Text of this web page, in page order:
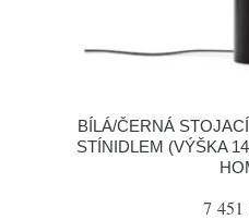
BÍLÁ/ČERNÁ
STÍNIDLEM (VÝŠKA
7